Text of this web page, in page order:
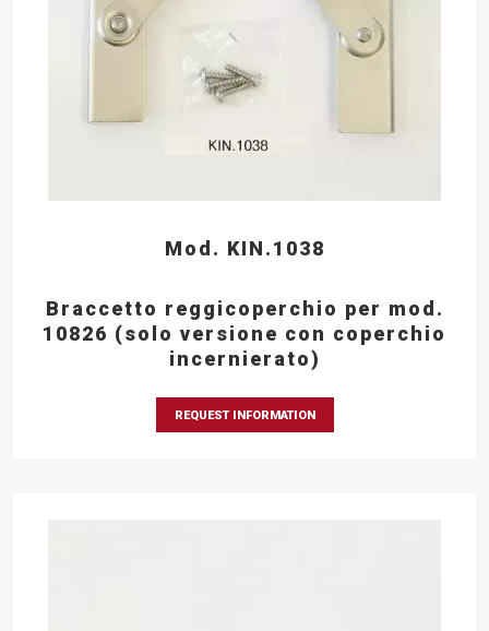
Mod. KIN.1038
Braccetto reggicoperchio per mod.
10826 (solo versione con coperchio
incernierato)
REQUEST INFORMATION